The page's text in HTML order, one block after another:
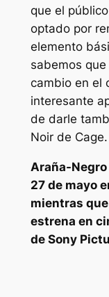
que el
optado por
elemento
sabemos
cambio en el
interesante
de darle
Noir de Cage.
Araña-Negro
27 de mayo
mientras que
estrena en
de Sony